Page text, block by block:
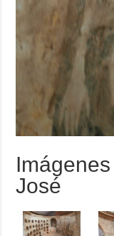
José